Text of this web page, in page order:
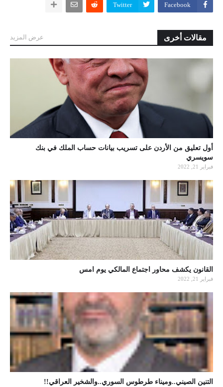
Facebook
Twitter
مقالات أخرى عرض المزيد
أول تعليق من الأردن على تسريب بيانات حساب الملك في بنك
سويسري
فبراير 21, 2022
القانون يكشف محاور اجتماع المالكي يوم امس
فبراير 21, 2022
التنين الصيني..وميناء طرطوس السوري..والشخير العراقي!!